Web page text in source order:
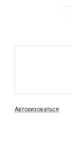
Авторизоваться